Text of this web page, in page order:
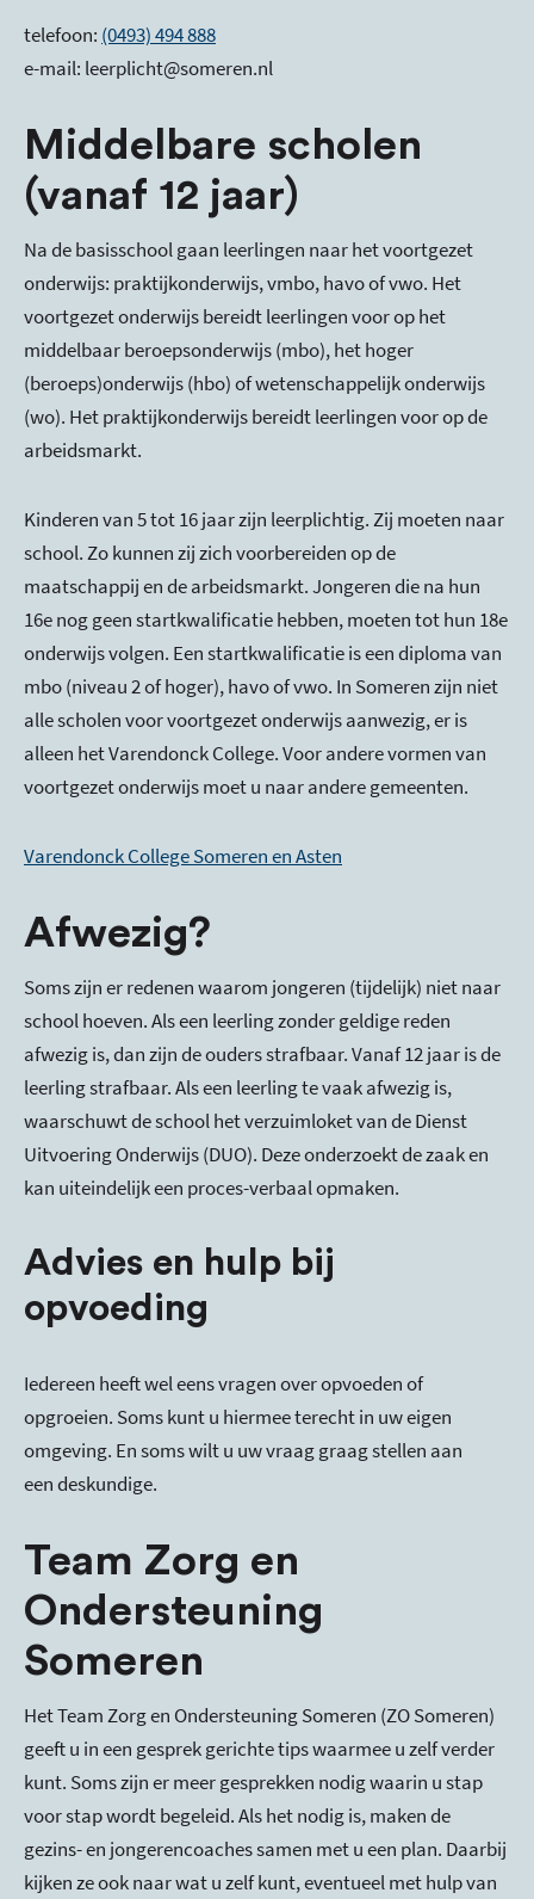
telefoon: (0493) 494 888
e-mail: leerplicht@someren.nl
Middelbare scholen
(vanaf 12 jaar)
Na de basisschool gaan leerlingen naar het voortgezet
onderwijs: praktijkonderwijs, vmbo, havo of vwo. Het
voortgezet onderwijs bereidt leerlingen voor op het
middelbaar beroepsonderwijs (mbo), het hoger
(beroeps)onderwijs (hbo) of wetenschappelijk onderwijs
(wo). Het praktijkonderwijs bereidt leerlingen voor op de
arbeidsmarkt.
Kinderen van 5 tot 16 jaar zijn leerplichtig. Zij moeten naar
school. Zo kunnen zij zich voorbereiden op de
maatschappij en de arbeidsmarkt. Jongeren die na hun
16e nog geen startkwalificatie hebben, moeten tot hun 18e
onderwijs volgen. Een startkwalificatie is een diploma van
mbo (niveau 2 of hoger), havo of vwo. In Someren zijn niet
alle scholen voor voortgezet onderwijs aanwezig, er is
alleen het Varendonck College. Voor andere vormen van
voortgezet onderwijs moet u naar andere gemeenten.
Varendonck College Someren en Asten
Afwezig?
Soms zijn er redenen waarom jongeren (tijdelijk) niet naar
school hoeven. Als een leerling zonder geldige reden
afwezig is, dan zijn de ouders strafbaar. Vanaf 12 jaar is de
leerling strafbaar. Als een leerling te vaak afwezig is,
waarschuwt de school het verzuimloket van de Dienst
Uitvoering Onderwijs (DUO). Deze onderzoekt de zaak en
kan uiteindelijk een proces-verbaal opmaken.
Advies en hulp bij
opvoeding
Iedereen heeft wel eens vragen over opvoeden of
opgroeien. Soms kunt u hiermee terecht in uw eigen
omgeving. En soms wilt u uw vraag graag stellen aan
een deskundige.
Team Zorg en
Ondersteuning
Someren
Het Team Zorg en Ondersteuning Someren (ZO Someren)
geeft u in een gesprek gerichte tips waarmee u zelf verder
kunt. Soms zijn er meer gesprekken nodig waarin u stap
voor stap wordt begeleid. Als het nodig is, maken de
gezins- en jongerencoaches samen met u een plan. Daarbij
kijken ze ook naar wat u zelf kunt, eventueel met hulp van